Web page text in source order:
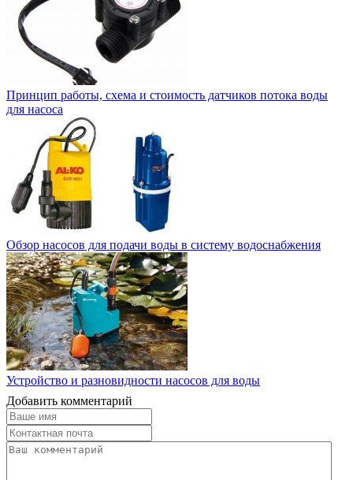
Принцип работы, схема и стоимость датчиков потока воды
для насоса
Обзор насосов для подачи воды в систему водоснабжения
Устройство и разновидности насосов для воды
Добавить комментарий